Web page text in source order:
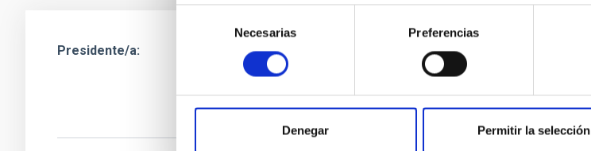
consentimiento
Necesarias Preferencias
Denegar Permitir la selección
Presidente/a Ms. Yolanda
Instituto de Astrofísica de Canarias (IAC)
Ingeniero/a